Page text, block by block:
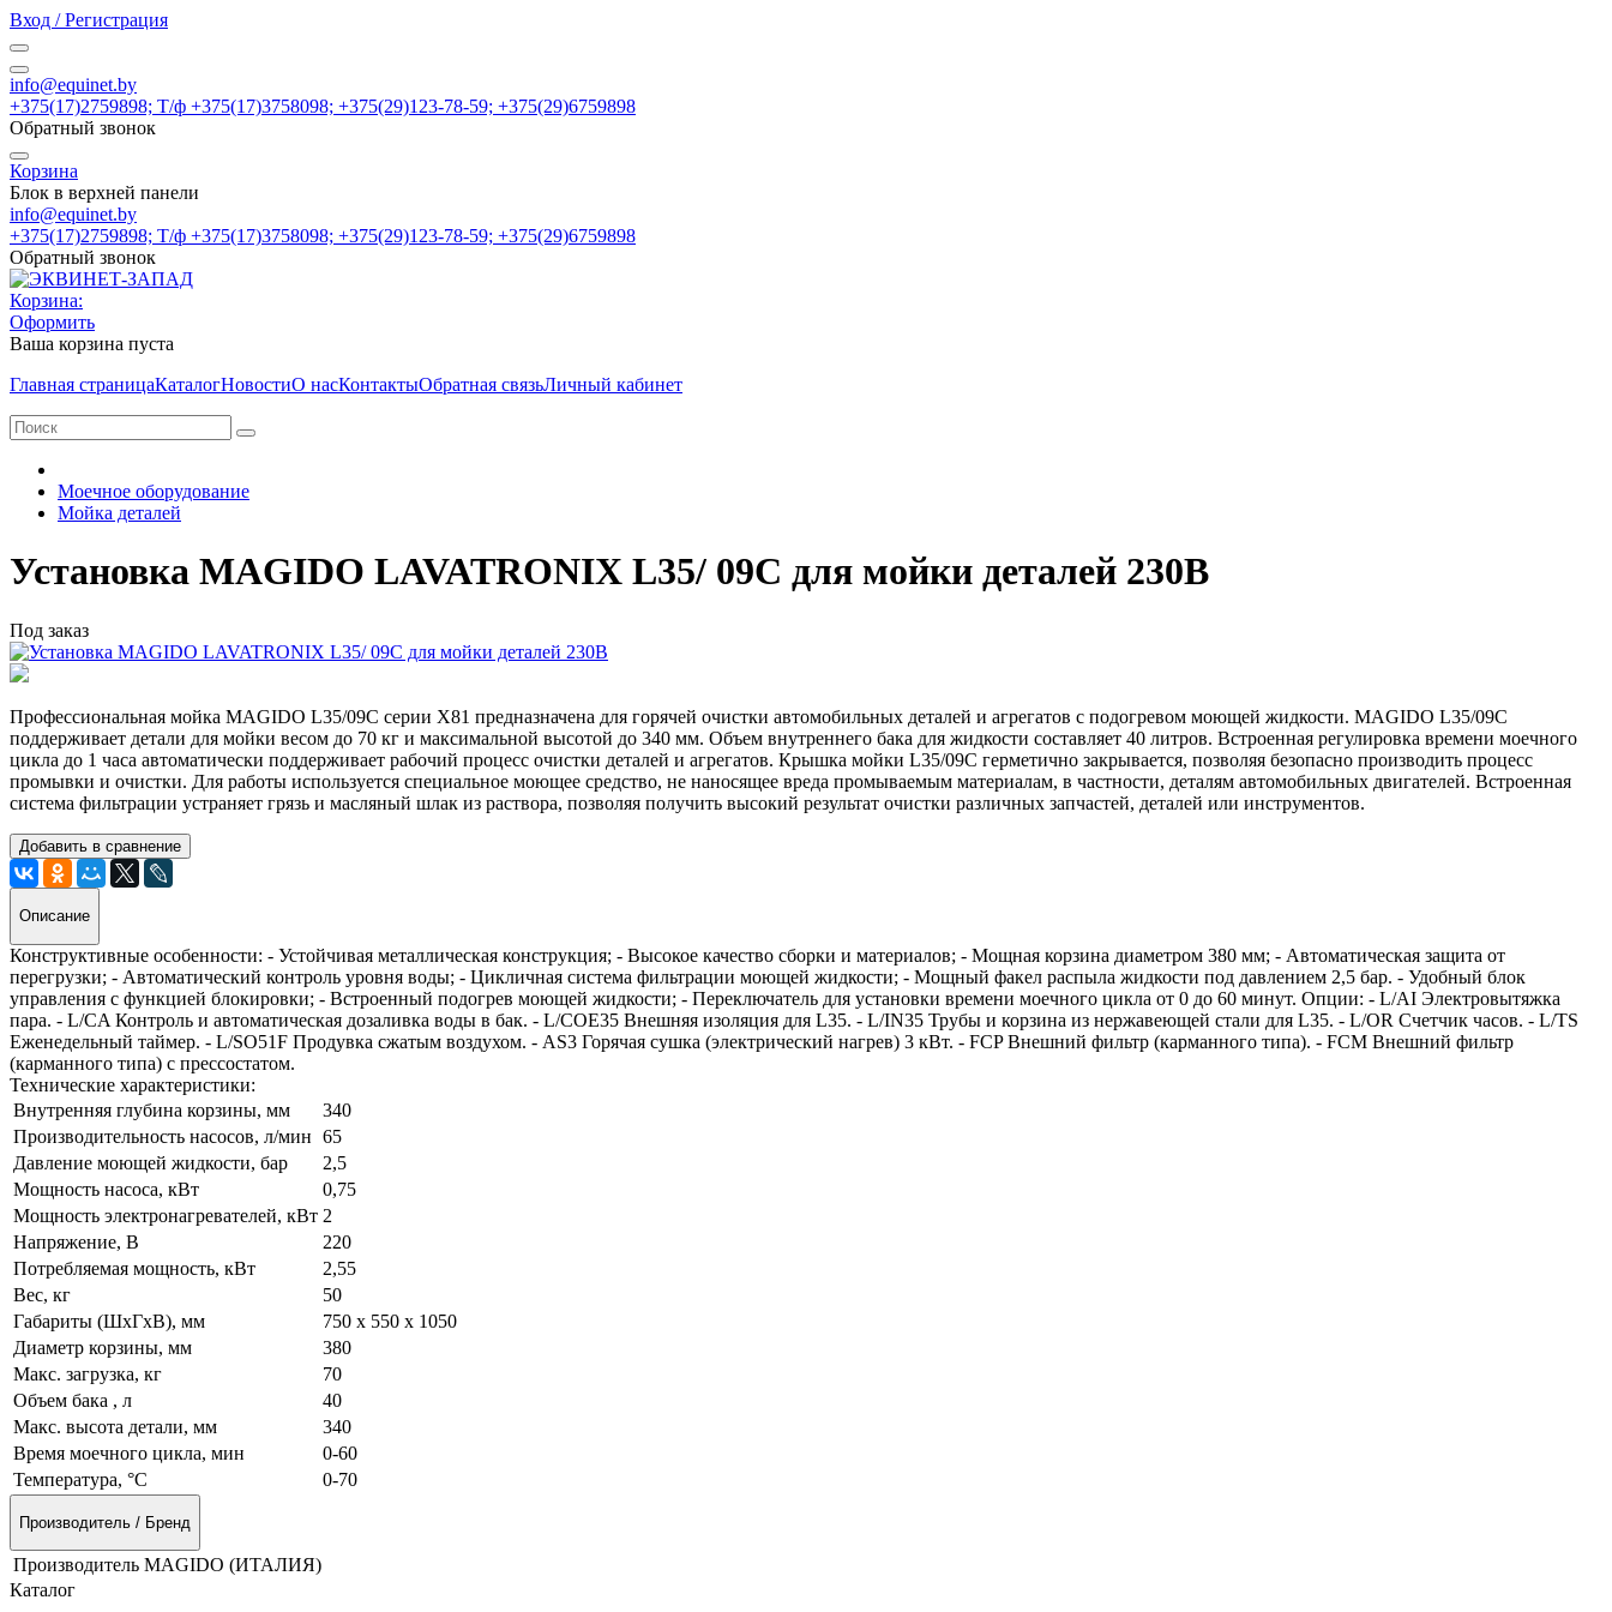
Вход / Регистрация
info@equinet.by
+375(17)2759898; Т/ф +375(17)3758098; +375(29)123-78-59; +375(29)6759898
Обратный звонок
Корзина
Блок в верхней панели
info@equinet.by
+375(17)2759898; Т/ф +375(17)3758098; +375(29)123-78-59; +375(29)6759898
Обратный звонок
Корзина:
Оформить
Ваша корзина пуста
Главная страницаКаталогНовостиО насКонтактыОбратная связьЛичный кабинет
Моечное оборудование
Мойка деталей
Установка MAGIDO LAVATRONIX L35/ 09C для мойки деталей 230В
Под заказ
Профессиональная мойка MAGIDO L35/09С серии Х81 предназначена для горячей очистки автомобильных деталей и агрегатов с подогревом моющей жидкости. MAGIDO L35/09С
поддерживает детали для мойки весом до 70 кг и максимальной высотой до 340 мм. Объем внутреннего бака для жидкости составляет 40 литров. Встроенная регулировка времени моечного
цикла до 1 часа автоматически поддерживает рабочий процесс очистки деталей и агрегатов. Крышка мойки L35/09С герметично закрывается, позволяя безопасно производить процесс
промывки и очистки. Для работы используется специальное моющее средство, не наносящее вреда промываемым материалам, в частности, деталям автомобильных двигателей. Встроенная
система фильтрации устраняет грязь и масляный шлак из раствора, позволяя получить высокий результат очистки различных запчастей, деталей или инструментов.
Добавить в сравнение
Описание
Конструктивные особенности: - Устойчивая металлическая конструкция; - Высокое качество сборки и материалов; - Мощная корзина диаметром 380 мм; - Автоматическая защита от
перегрузки; - Автоматический контроль уровня воды; - Цикличная система фильтрации моющей жидкости; - Мощный факел распыла жидкости под давлением 2,5 бар. - Удобный блок
управления с функцией блокировки; - Встроенный подогрев моющей жидкости; - Переключатель для установки времени моечного цикла от 0 до 60 минут. Опции: - L/AI Электровытяжка
пара. - L/CA Контроль и автоматическая дозаливка воды в бак. - L/COE35 Внешняя изоляция для L35. - L/IN35 Трубы и корзина из нержавеющей стали для L35. - L/OR Счетчик часов. - L/TS
Еженедельный таймер. - L/SO51F Продувка сжатым воздухом. - AS3 Горячая сушка (электрический нагрев) 3 кВт. - FCP Внешний фильтр (карманного типа). - FCM Внешний фильтр
(карманного типа) с прессостатом.
Технические характеристики:
Внутренняя глубина корзины, мм
340
Производительность насосов, л/мин 65
Давление моющей жидкости, бар
2,5
Мощность насоса, кВт
0,75
Мощность электронагревателей, кВт 2
Напряжение, В
220
Потребляемая мощность, кВт
2,55
Вес, кг
50
Габариты (ШхГхВ), мм
750 x 550 x 1050
Диаметр корзины, мм
380
Макс. загрузка, кг
70
Объем бака , л
40
Макс. высота детали, мм
340
Время моечного цикла, мин
0-60
Температура, °С
0-70
Производитель / Бренд
Производитель MAGIDO (ИТАЛИЯ)
Каталог